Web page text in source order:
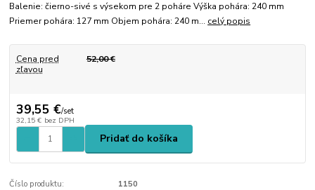
Balenie: čierno-sivé s výsekom pre 2 poháre Výška pohára: 240 mm
Priemer pohára: 127 mm Objem pohára: 240 m... celý popis
Cena pred
zľavou
52,00 €
39,55 €/set
32,15 € bez DPH
Pridať do košíka
Číslo produktu: 1150